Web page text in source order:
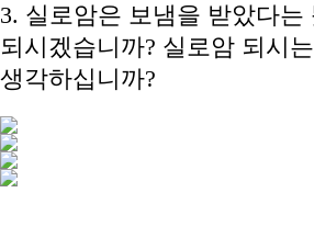
3. 실로암은 보냄을 받았다
되시겠습니까? 실로암 되시
생각하십니까?